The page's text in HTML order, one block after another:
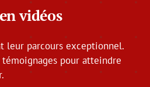
vidéos
leur parcours exceptionnel.
pour atteindre